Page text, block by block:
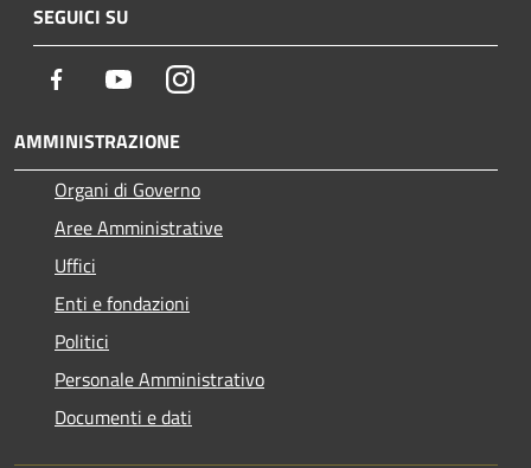
SEGUICI SU
Facebook YoutubeInstagram
AMMINISTRAZIONE
Organi di Governo
Aree Amministrative
Uffici
Enti e fondazioni
Politici
Personale Amministrativo
Documenti e dati